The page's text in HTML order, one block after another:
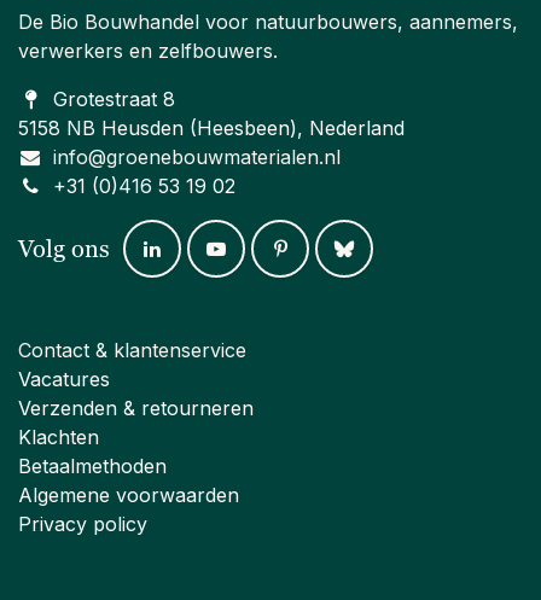
De Bio Bouwhandel voor natuurbouwers, aannemers,
verwerkers en zelfbouwers.
Grotestraat 8
5158 NB Heusden (Heesbeen), Nederland
info@groenebouwmaterialen.nl
+31 (0)416 53 19 02
Volg ons
Contact & klantenservice
Vacatures
Verzenden & retourneren
Klachten
Betaalmethoden
Algemene voorwaarden
Privacy policy